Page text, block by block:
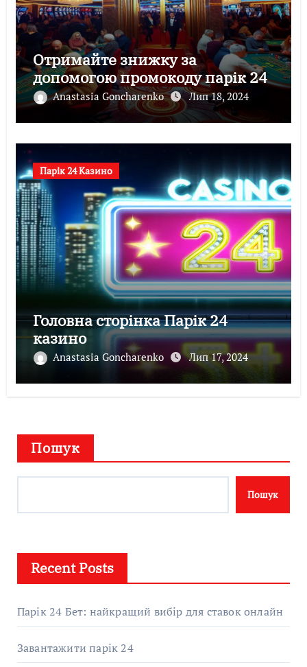
Отримайте знижку за
допомогою промокоду парік 24
Anastasia Goncharenko Лип 18, 2024
Парік 24 Казино
Головна сторінка Парік 24
казино
Anastasia Goncharenko Лип 17, 2024
Пошук
Пошук
Recent Posts
Парік 24 Бет: найкращий вибір для ставок онлайн
Завантажити парік 24